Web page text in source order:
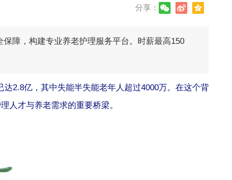
分享：
障，构建专业养老护理服务平台。时薪最高150
2.8亿，其中失能半失能老年人超过4000万。在这个背
人才与养老需求的重要桥梁。